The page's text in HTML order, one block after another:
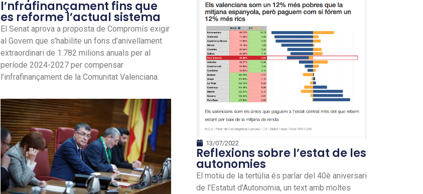
l’nfrafinançament fins que
es reforme l’actual sistema
El Senat aprova a proposta de Compromís exigir
al Govern que s’habilite un fons d’anivellament
extraordinari de 1.782 milions anuals per al
període 2024-2027 per compensar
l’infrafinançament de la Comunitat Valenciana.
13/07/2022
Reflexions sobre l’estat de les
autonomies
El motiu de la tertúlia és parlar del 40è aniversari
de l'Estatut d'Autonomia, un text amb moltes